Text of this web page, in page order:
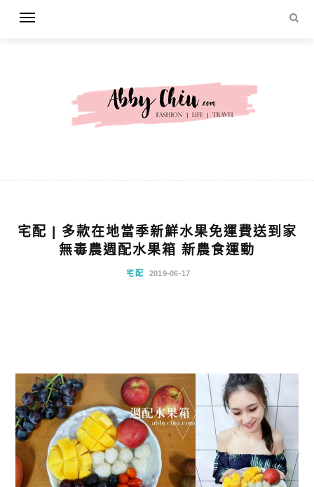
宅配 | 多款在地當季新鮮水果免運費送到家
無毒農週配水果箱 新農食運動
宅配 2019-06-17